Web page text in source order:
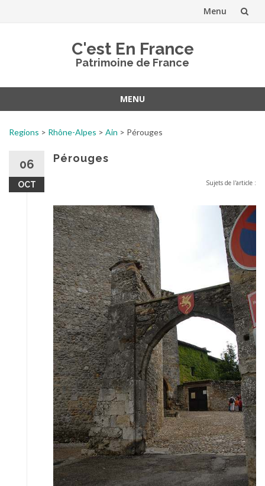
Menu
C'est En France
Patrimoine de France
MENU
Regions > Rhône-Alpes > Ain > Pérouges
06
OCT
Pérouges
Sujets de l'article :